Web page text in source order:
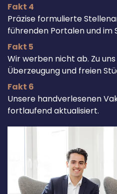
Fakt 4
Präzise formulierte
führenden Portalen und im
Fakt 5
Wir werben nicht ab. Zu
Überzeugung und freien
Fakt 6
Unsere handverlesenen
fortlaufend aktualisiert.